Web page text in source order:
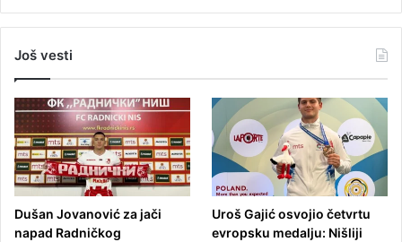
Još vesti
Dušan Jovanović za jači
napad Radničkog
Uroš Gajić osvojio četvrtu
evropsku medalju: Nišliji